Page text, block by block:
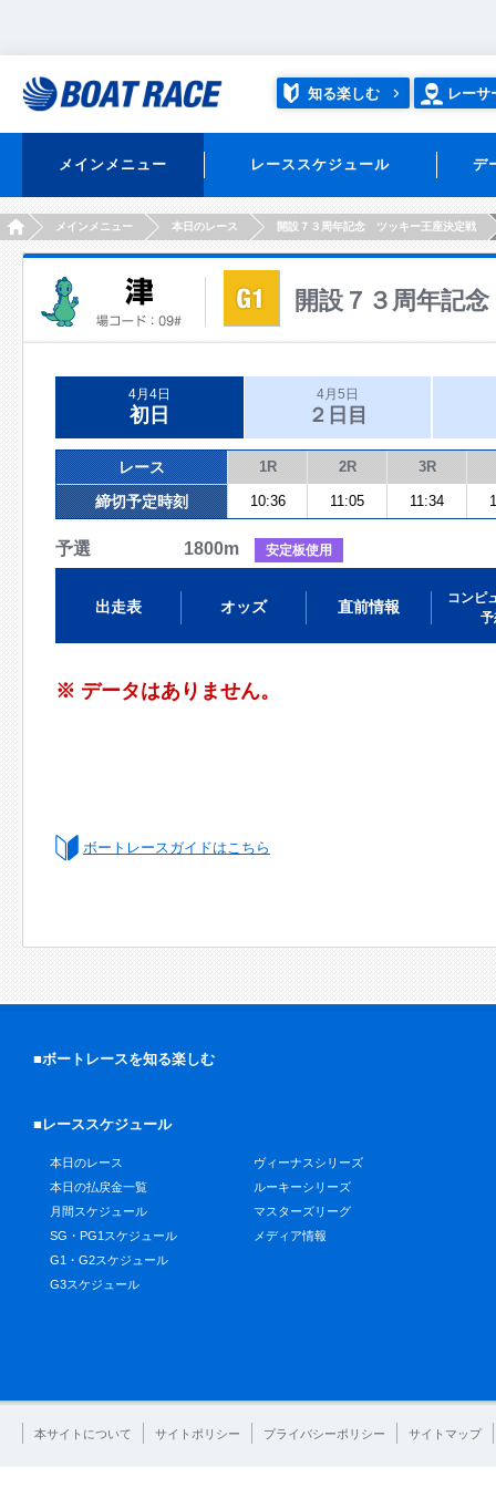
知る楽しむ レーサ
メインメニュー レーススケジュール デ
HOMEメインメニュー 本日のレース 開設７３周年記念 ツッキー王座決定戦
開設７３周年記
4月4日
初日
4月5日
２日目
レース 1R 2R 3R
締切予定時刻 10:36 11:05 11:34
予選 1800m 安定板使用
出走表 オッズ 直前情報
コンピ
予
※ データはありません。
ボートレースガイドはこちら
■ボートレースを知る楽しむ
■レーススケジュール
本日のレース
本日の払戻金一覧
月間スケジュール
SG・PG1スケジュール
G1・G2スケジュール
G3スケジュール
ヴィーナスシリーズ
ルーキーシリーズ
マスターズリーグ
メディア情報
本サイトについて サイトポリシー プライバシーポリシー サイトマップ